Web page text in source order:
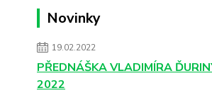
Novinky
19.02.2022
PŘEDNÁŠKA VLADIMÍRA
2022